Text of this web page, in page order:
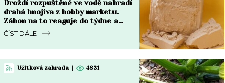
Droždí rozpuštěné ve vodě nahradí
drahá hnojiva z hobby marketu.
Záhon na to reaguje do týdne a
rozdíl je vidět pouhým okem
ČÍST DÁLE
Užitková zahrada | 4831